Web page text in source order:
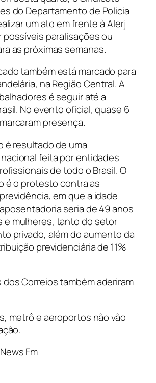
do Departamento de Policia
um ato em frente à Alerj
possíveis paralisações ou
as próximas semanas.
também está marcado para
na Região Central. A
é seguir até a
No evento oficial, quase 6
presença.
é resultado de uma
feita por entidades
de todo o Brasil. O
é o protesto contra as
em que a idade
seria de 49 anos
e mulheres, tanto do setor
privado, além do aumento da
previdenciária de 11%
dos Correios também aderiram
metrô e aeroportos não vão
Fm